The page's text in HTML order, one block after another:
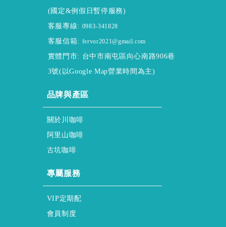
(國定&例假日暫停服務)
客服專線: 0983-341828
客服信箱: fervor2021@gmail.com
實體門市: 台中市南屯區向心南路906巷
3號(以Google Map營業時間為主)
品牌與產區
About ssscafe
關於川咖啡
Alisan & Coffee
阿里山咖啡
Gukeng & Coffee
古坑咖啡
專屬服務
regular & purchase
VIP定期配
membership & policy
會員制度